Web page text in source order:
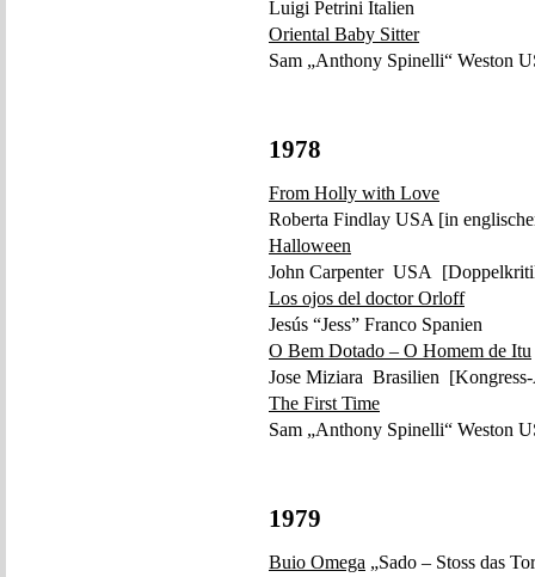
Luigi Petrini Italien
Oriental Baby Sitter
Sam „Anthony Spinelli“ Weston
1978
From Holly with Love
Roberta Findlay USA [in
Halloween
John Carpenter USA
Los ojos del doctor Orloff
Jesús “Jess” Franco Spanien
O Bem Dotado – O Homem de Itu
Jose Miziara Brasilien
The First Time
Sam „Anthony Spinelli“ Weston
1979
Buio Omega „Sado – Stoss das